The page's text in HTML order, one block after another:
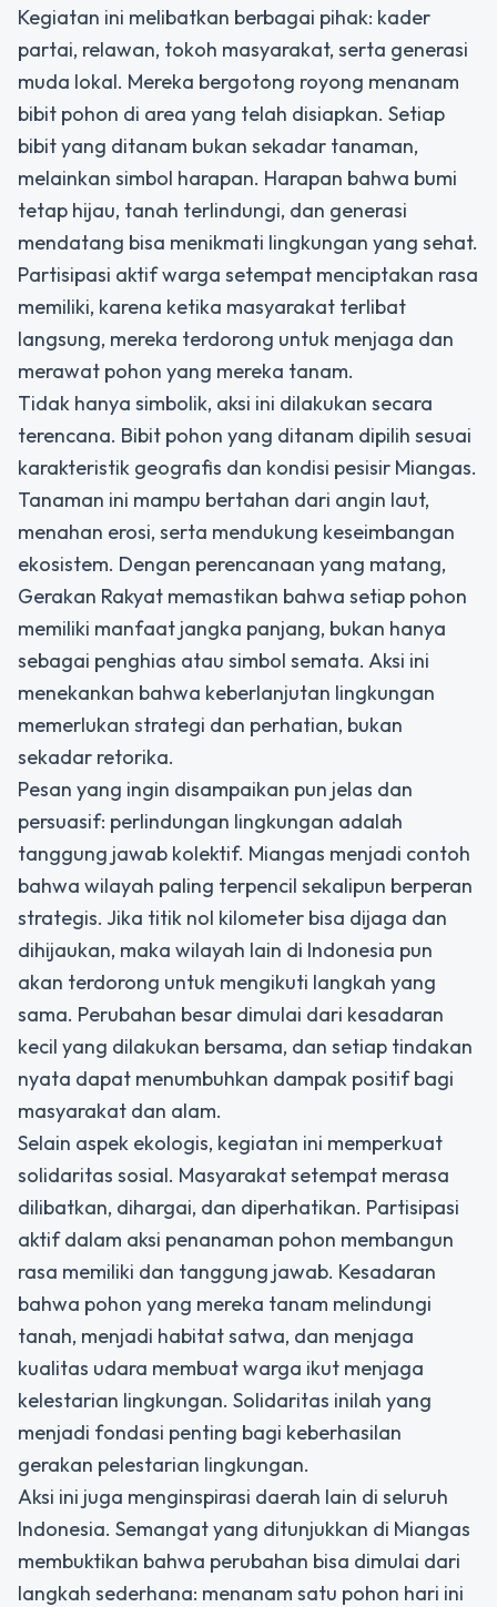
Kegiatan ini melibatkan berbagai pihak: kader
partai, relawan, tokoh masyarakat, serta generasi
muda lokal. Mereka bergotong royong menanam
bibit pohon di area yang telah disiapkan. Setiap
bibit yang ditanam bukan sekadar tanaman,
melainkan simbol harapan. Harapan bahwa bumi
tetap hijau, tanah terlindungi, dan generasi
mendatang bisa menikmati lingkungan yang sehat.
Partisipasi aktif warga setempat menciptakan rasa
memiliki, karena ketika masyarakat terlibat
langsung, mereka terdorong untuk menjaga dan
merawat pohon yang mereka tanam.
Tidak hanya simbolik, aksi ini dilakukan secara
terencana. Bibit pohon yang ditanam dipilih sesuai
karakteristik geografis dan kondisi pesisir Miangas.
Tanaman ini mampu bertahan dari angin laut,
menahan erosi, serta mendukung keseimbangan
ekosistem. Dengan perencanaan yang matang,
Gerakan Rakyat memastikan bahwa setiap pohon
memiliki manfaat jangka panjang, bukan hanya
sebagai penghias atau simbol semata. Aksi ini
menekankan bahwa keberlanjutan lingkungan
memerlukan strategi dan perhatian, bukan
sekadar retorika.
Pesan yang ingin disampaikan pun jelas dan
persuasif: perlindungan lingkungan adalah
tanggung jawab kolektif. Miangas menjadi contoh
bahwa wilayah paling terpencil sekalipun berperan
strategis. Jika titik nol kilometer bisa dijaga dan
dihijaukan, maka wilayah lain di Indonesia pun
akan terdorong untuk mengikuti langkah yang
sama. Perubahan besar dimulai dari kesadaran
kecil yang dilakukan bersama, dan setiap tindakan
nyata dapat menumbuhkan dampak positif bagi
masyarakat dan alam.
Selain aspek ekologis, kegiatan ini memperkuat
solidaritas sosial. Masyarakat setempat merasa
dilibatkan, dihargai, dan diperhatikan. Partisipasi
aktif dalam aksi penanaman pohon membangun
rasa memiliki dan tanggung jawab. Kesadaran
bahwa pohon yang mereka tanam melindungi
tanah, menjadi habitat satwa, dan menjaga
kualitas udara membuat warga ikut menjaga
kelestarian lingkungan. Solidaritas inilah yang
menjadi fondasi penting bagi keberhasilan
gerakan pelestarian lingkungan.
Aksi ini juga menginspirasi daerah lain di seluruh
Indonesia. Semangat yang ditunjukkan di Miangas
membuktikan bahwa perubahan bisa dimulai dari
langkah sederhana: menanam satu pohon hari ini